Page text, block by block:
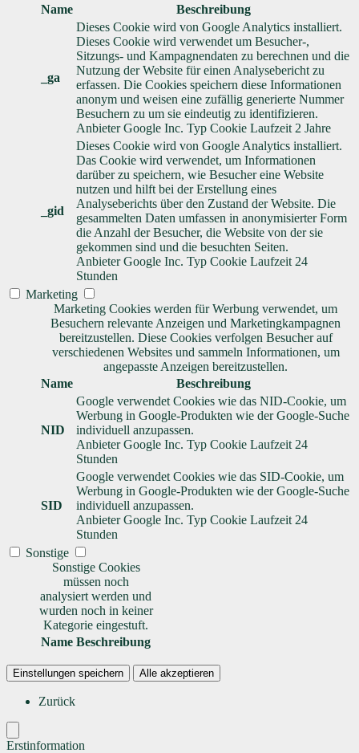
Name
Beschreibung
_ga
Dieses Cookie wird von Google Analytics installiert.
Dieses Cookie wird verwendet um Besucher-,
Sitzungs- und Kampagnendaten zu berechnen und die
Nutzung der Website für einen Analysebericht zu
erfassen. Die Cookies speichern diese Informationen
anonym und weisen eine zufällig generierte Nummer
Besuchern zu um sie eindeutig zu identifizieren.
Anbieter Google Inc. Typ Cookie Laufzeit 2 Jahre
_gid
Dieses Cookie wird von Google Analytics installiert.
Das Cookie wird verwendet, um Informationen
darüber zu speichern, wie Besucher eine Website
nutzen und hilft bei der Erstellung eines
Analyseberichts über den Zustand der Website. Die
gesammelten Daten umfassen in anonymisierter Form
die Anzahl der Besucher, die Website von der sie
gekommen sind und die besuchten Seiten.
Anbieter Google Inc. Typ Cookie Laufzeit 24
Stunden
Marketing
Marketing Cookies werden für Werbung verwendet, um
Besuchern relevante Anzeigen und Marketingkampagnen
bereitzustellen. Diese Cookies verfolgen Besucher auf
verschiedenen Websites und sammeln Informationen, um
angepasste Anzeigen bereitzustellen.
Name
Beschreibung
NID
Google verwendet Cookies wie das NID-Cookie, um
Werbung in Google-Produkten wie der Google-Suche
individuell anzupassen.
Anbieter Google Inc. Typ Cookie Laufzeit 24
Stunden
SID
Google verwendet Cookies wie das SID-Cookie, um
Werbung in Google-Produkten wie der Google-Suche
individuell anzupassen.
Anbieter Google Inc. Typ Cookie Laufzeit 24
Stunden
Sonstige
Sonstige Cookies
müssen noch
analysiert werden und
wurden noch in keiner
Kategorie eingestuft.
Name Beschreibung
Einstellungen speichern Alle akzeptieren
Zurück
Erstinformation